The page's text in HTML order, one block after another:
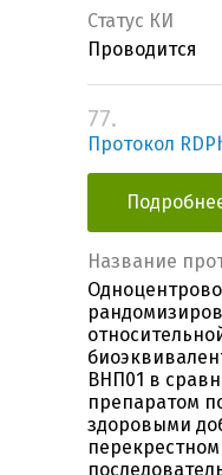
Статус КИ
Проводится
77.
Протокол
Название
ВНП01 в
препаратом
здоровыми